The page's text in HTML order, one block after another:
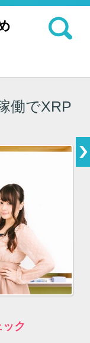
検索:
働でXRP
ク